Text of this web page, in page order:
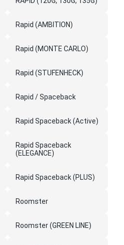
Rapid (AMBITION)
Rapid (MONTE CARLO)
Rapid (STUFENHECK)
Rapid / Spaceback
Rapid Spaceback (Active)
Rapid Spaceback
(ELEGANCE)
Rapid Spaceback (PLUS)
Roomster
Roomster (GREEN LINE)